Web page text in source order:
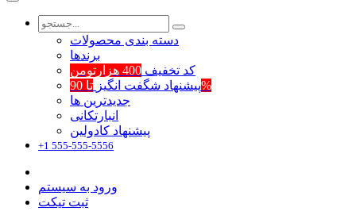
دسته بندی محصولات
برند‌ها
کد تخفیف 400 هزارتومن
پیشنهاد شگفت انگیزتا 90%
جدیدترین ها
انبارتکانی
پیشنهاد کادولین
+1 555-555-5556
ورود به سیستم
ثبت تیکت